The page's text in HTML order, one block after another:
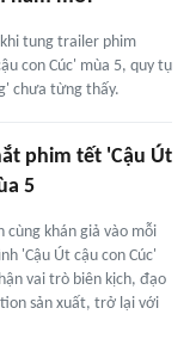
khi tung trailer phim
con Cúc' mùa 5, quy tụ
chưa từng thấy.
phim tết 'Cậu Út
5
cùng khán giả vào mỗi
'Cậu Út cậu con Cúc'
vai trò biên kịch, đạo
sản xuất, trở lại với